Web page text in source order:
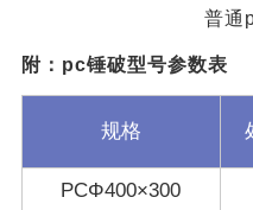
普通
附：pc锤破型号参数表
规格
PCΦ400×300